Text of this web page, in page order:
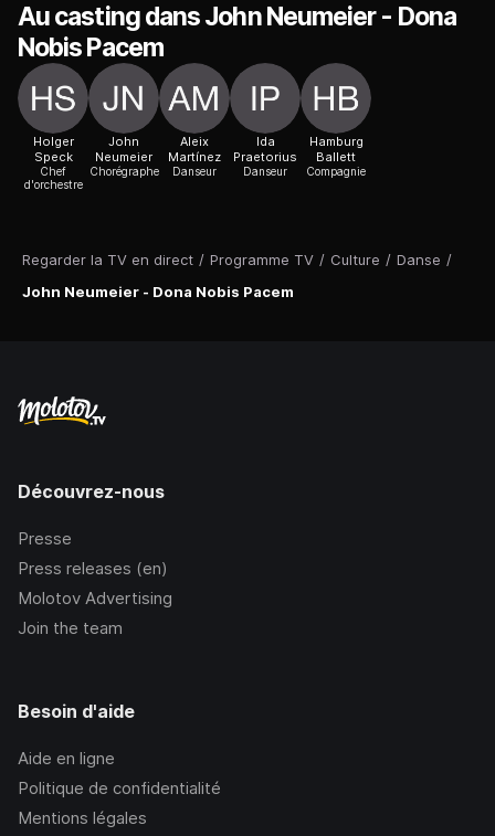
Regarder la TV en direct / Programme TV / Culture / Danse /
John Neumeier - Dona Nobis Pacem
Au casting dans John Neumeier - Dona
Nobis Pacem
Holger
Speck
Chef
d'orchestre
John
Neumeier
Chorégraphe
Aleix
Martínez
Danseur
Ida
Praetorius
Danseur
Hamburg
Ballett
Compagnie
Découvrez-nous
Presse
Press releases (en)
Molotov Advertising
Join the team
Besoin d'aide
Aide en ligne
Politique de confidentialité
Mentions légales